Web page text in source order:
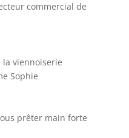
commercial de
la viennoiserie
Sophie
prêter main forte